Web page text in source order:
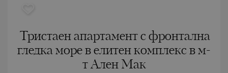
Тристаен апартамент с фронтална
гледка море в елитен комплекс в м-
т Ален Мак